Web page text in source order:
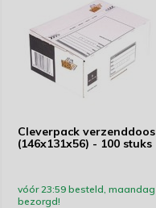
Cleverpack verzenddoos
(146x131x56) - 100 stuks
vóór 23:59 besteld, maandag
bezorgd!